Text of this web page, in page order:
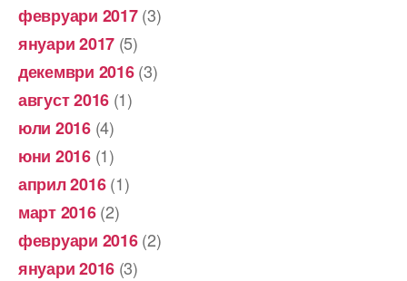
февруари 2017(3)
януари 2017 (5)
декември 2016(3)
август 2016 (1)
юли 2016(4)
юни 2016(1)
април 2016(1)
март 2016(2)
февруари 2016(2)
януари 2016 (3)